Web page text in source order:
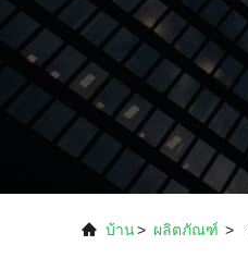
บ้าน> ผลิตภัณฑ์ >